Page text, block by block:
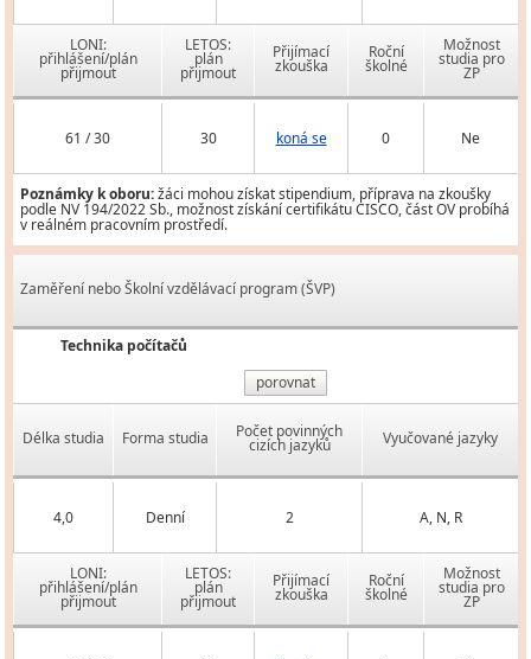
LONI:
přihlášení/plán
přijmout
LETOS:
plán
přijmout
Přijímací
zkouška
Roční
školné
Možnost
studia pro
ZP
61 / 30 30 koná se 0 Ne
Poznámky k oboru:žáci mohou získat stipendium, příprava na zkoušky
podle NV 194/2022 Sb., možnost získání certifikátu CISCO, část OV probíhá
v reálném pracovním prostředí.
Zaměření nebo Školní vzdělávací program (ŠVP)
Technika počítačů
porovnat
Délka studia Forma studia Počet povinných
cizích jazyků Vyučované jazyky
4,0 Denní 2 A, N, R
LONI:
přihlášení/plán
přijmout
LETOS:
plán
přijmout
Přijímací
zkouška
Roční
školné
Možnost
studia pro
ZP